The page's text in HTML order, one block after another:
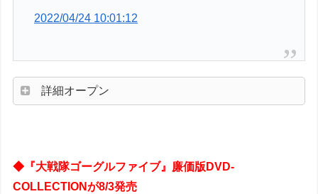
2022/04/24 10:01:12
詳細オープン
◆『大戦隊ゴーグルファイブ』廉価版DVD-
COLLECTIONが8/3発売